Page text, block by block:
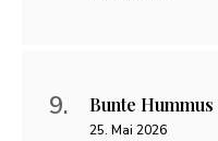
Bunte Hummus
25. Mai 2026